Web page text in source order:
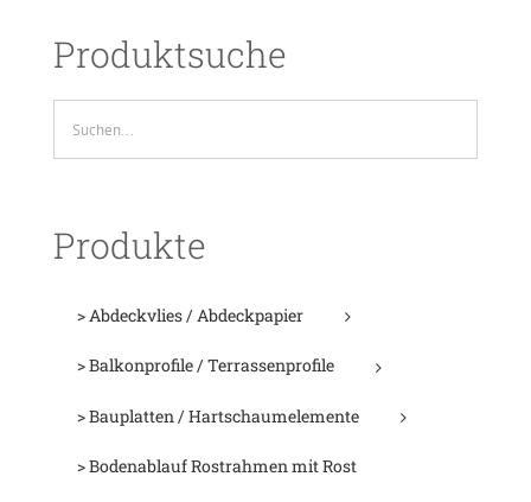
Produktsuche
Produkte
> Abdeckvlies / Abdeckpapier
> Balkonprofile / Terrassenprofile
> Bauplatten / Hartschaumelemente
> Bodenablauf Rostrahmen mit Rost